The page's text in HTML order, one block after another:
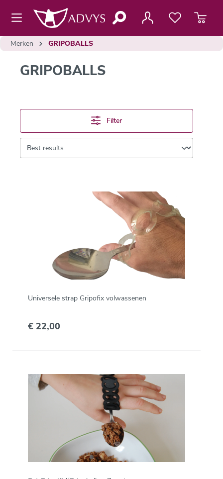
hoofdinhoud
Merken GRIPOBALLS
GRIPOBALLS
Filter
Universele strap Gripofix volwassenen
€ 22,00